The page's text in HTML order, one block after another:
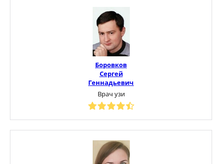
Боровков
Сергей
Геннадьевич
Врач узи